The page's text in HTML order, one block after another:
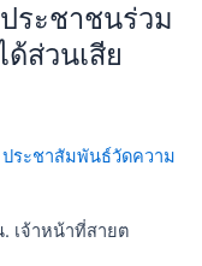
ระชาชนร่วม
ส่วนเสีย
ประชาสัมพันธ์วัดความ
เจ้าหน้าที่สายต